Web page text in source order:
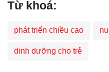
Từ khoá:
phát triển chiều cao
dinh dưỡng cho trẻ